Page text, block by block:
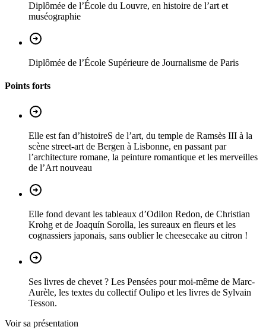
Diplômée de l’École du Louvre, en histoire de l’art et
muséographie
Diplômée de l’École Supérieure de Journalisme de Paris
Points forts
Elle est fan d’histoireS de l’art, du temple de Ramsès III à la
scène street-art de Bergen à Lisbonne, en passant par
l’architecture romane, la peinture romantique et les merveilles
de l’Art nouveau
Elle fond devant les tableaux d’Odilon Redon, de Christian
Krohg et de Joaquín Sorolla, les sureaux en fleurs et les
cognassiers japonais, sans oublier le cheesecake au citron !
Ses livres de chevet ? Les Pensées pour moi-même de Marc-
Aurèle, les textes du collectif Oulipo et les livres de Sylvain
Tesson.
Voir sa présentation